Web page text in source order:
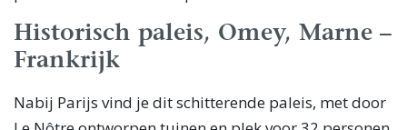
Historisch paleis, Omey, Marne –
Frankrijk
Nabij Parijs vind je dit schitterende paleis, met door